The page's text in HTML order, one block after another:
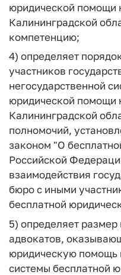
юридической помощи
Калининградской
компетенцию;
4) определяет
участников
негосударственной
юридической помощи
Калининградской
полномочий,
законом "О
Российской
взаимодействия
бюро с иными
бесплатной
5) определяет
адвокатов,
юридическую помощь
системы бесплатной